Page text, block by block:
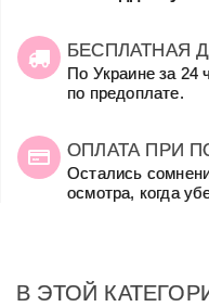
БЕСПЛАТНАЯ
По Украине за 24
по предоплате.
ОПЛАТА ПРИ
Остались
осмотра, когда
В ЭТОЙ